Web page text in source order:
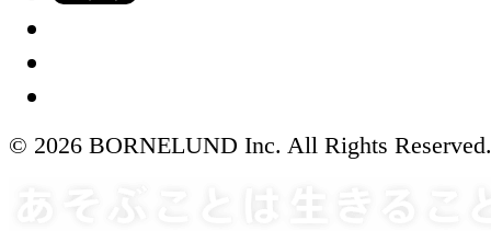
© 2026 BORNELUND Inc. All Rights Reserved.